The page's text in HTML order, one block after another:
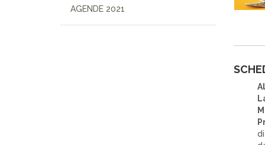
AGENDE 2021